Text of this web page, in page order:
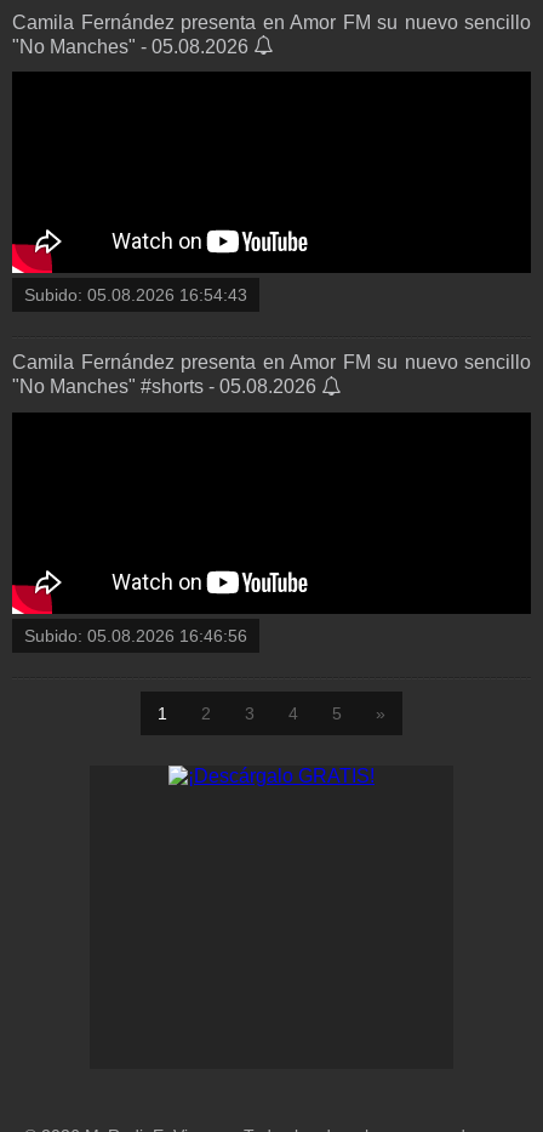
Camila Fernández presenta en Amor FM su nuevo sencillo
"No Manches" - 05.08.2026
Subido: 05.08.2026 16:54:43
Camila Fernández presenta en Amor FM su nuevo sencillo
"No Manches" #shorts - 05.08.2026
Subido: 05.08.2026 16:46:56
1 2 3 4 5 »